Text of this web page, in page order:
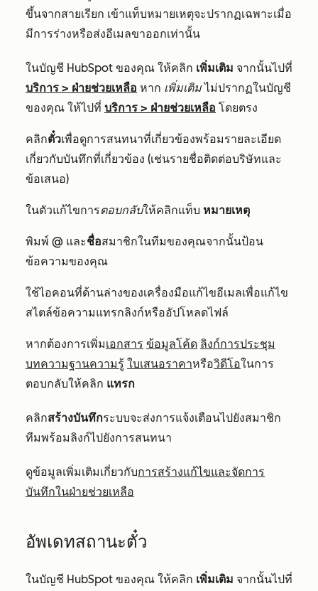
ขึ้นจากสายเรียก เข้าแท็บหมายเหตุจะปรากฏเฉพาะเมื่อ
มีการร่างหรือส่งอีเมลขาออกเท่านั้น
ในบัญชี HubSpot ของคุณ ให้คลิก เพิ่มเติม จากนั้นไปที่
บริการ > ฝ่ายช่วยเหลือ หาก เพิ่มเติมไม่ปรากฏในบัญชี
ของคุณ ให้ไปที่ บริการ > ฝ่ายช่วยเหลือ โดยตรง
คลิกตั๋วเพื่อดูการสนทนาที่เกี่ยวข้องพร้อมรายละเอียด
เกี่ยวกับบันทึกที่เกี่ยวข้อง (เช่นรายชื่อติดต่อบริษัทและ
ข้อเสนอ)
ในตัวแก้ไขการตอบกลับให้คลิกแท็บ หมายเหตุ
พิมพ์ @ และชื่อสมาชิกในทีมของคุณจากนั้นป้อน
ข้อความของคุณ
ใช้ไอคอนที่ด้านล่างของเครื่องมือแก้ไขอีเมลเพื่อแก้ไข
สไตล์ข้อความแทรกลิงก์หรืออัปโหลดไฟล์
หากต้องการเพิ่มเอกสาร ข้อมูลโค้ด ลิงก์การประชุม
บทความฐานความรู้ ใบเสนอราคาหรือวิดีโอในการ
ตอบกลับให้คลิก แทรก
คลิกสร้างบันทึกระบบจะส่งการแจ้งเตือนไปยังสมาชิก
ทีมพร้อมลิงก์ไปยังการสนทนา
ดูข้อมูลเพิ่มเติมเกี่ยวกับการสร้างแก้ไขและจัดการ
บันทึกในฝ่ายช่วยเหลือ
อัพเดทสถานะตั๋ว
ในบัญชี HubSpot ของคุณ ให้คลิก เพิ่มเติม จากนั้นไปที่